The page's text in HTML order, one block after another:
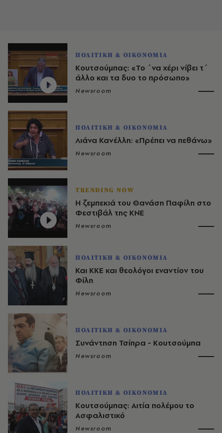
ΠΟΛΙΤΙΚΗ & ΟΙΚΟΝΟΜΙΑ
Κουτσούμπας: «Το ΄να χέρι νίβει τ΄
άλλο και τα δυο το πρόσωπο»
Newsroom
ΠΟΛΙΤΙΚΗ & ΟΙΚΟΝΟΜΙΑ
Λιάνα Κανέλλη: «Πρέπει να πεθάνω»
Newsroom
TRENDING NOW
Η ζεμπεκιά του Θανάση Παφίλη στο
Φεστιβάλ της ΚΝΕ
Newsroom
ΠΟΛΙΤΙΚΗ & ΟΙΚΟΝΟΜΙΑ
Και ΚΚΕ και θεολόγοι εναντίον του
Φίλη
Newsroom
ΠΟΛΙΤΙΚΗ & ΟΙΚΟΝΟΜΙΑ
Συνάντηση Τσίπρα - Κουτσούμπα
Newsroom
ΠΟΛΙΤΙΚΗ & ΟΙΚΟΝΟΜΙΑ
Κουτσούμπας: Αιτία πολέμου το
Ασφαλιστικό
Newsroom